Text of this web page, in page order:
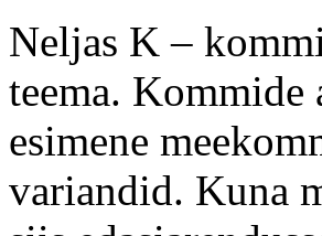
Neljas K –
teema.
esimene
variandid. Kuna